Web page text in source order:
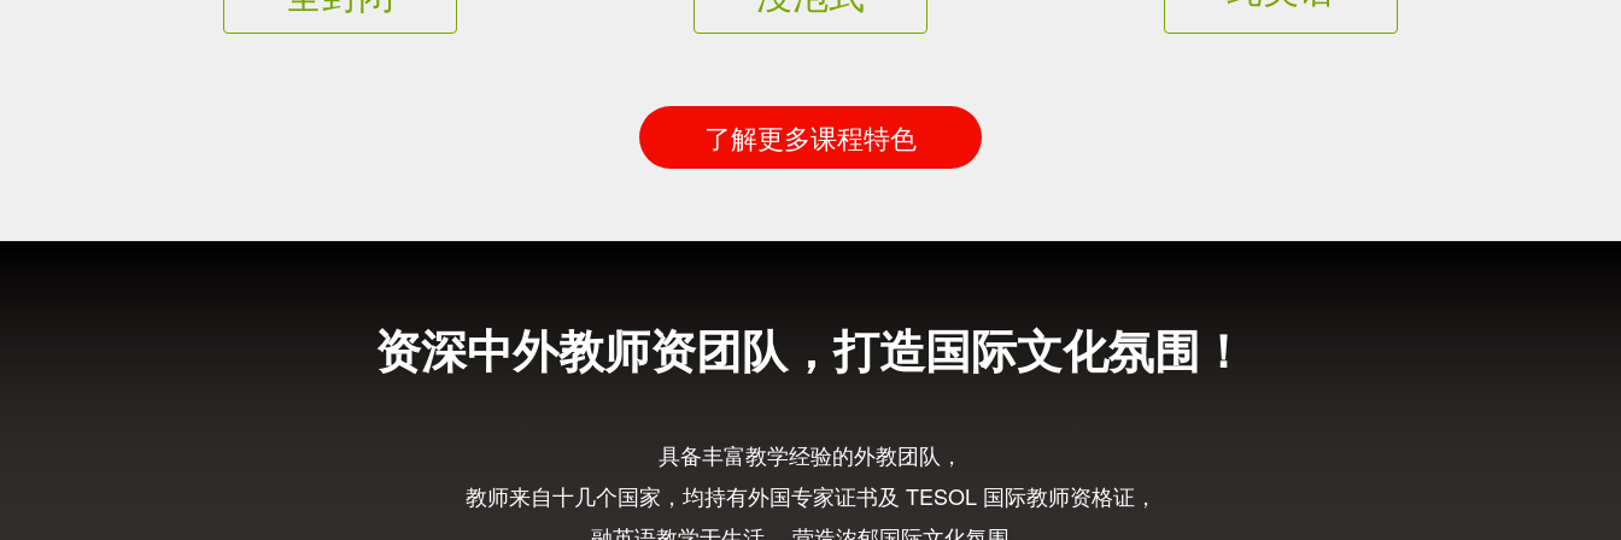
了解更多课程特色
资深中外教师资团队，打造国际文化氛围！
具备丰富教学经验的外教团队，
教师来自十几个国家，均持有外国专家证书及 TESOL 国际教师资格证，